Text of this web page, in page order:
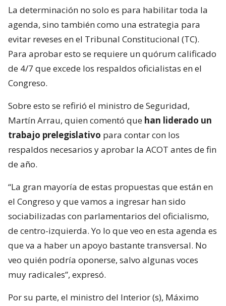
La determinación no solo es para habilitar toda la
agenda, sino también como una estrategia para
evitar reveses en el Tribunal Constitucional (TC).
Para aprobar esto se requiere un quórum calificado
de 4/7 que excede los respaldos oficialistas en el
Congreso.
Sobre esto se refirió el ministro de Seguridad,
Martín Arrau, quien comentó que han liderado un
trabajo prelegislativo para contar con los
respaldos necesarios y aprobar la ACOT antes de fin
de año.
“La gran mayoría de estas propuestas que están en
el Congreso y que vamos a ingresar han sido
sociabilizadas con parlamentarios del oficialismo,
de centro-izquierda. Yo lo que veo en esta agenda es
que va a haber un apoyo bastante transversal. No
veo quién podría oponerse, salvo algunas voces
muy radicales”, expresó.
Por su parte, el ministro del Interior (s), Máximo